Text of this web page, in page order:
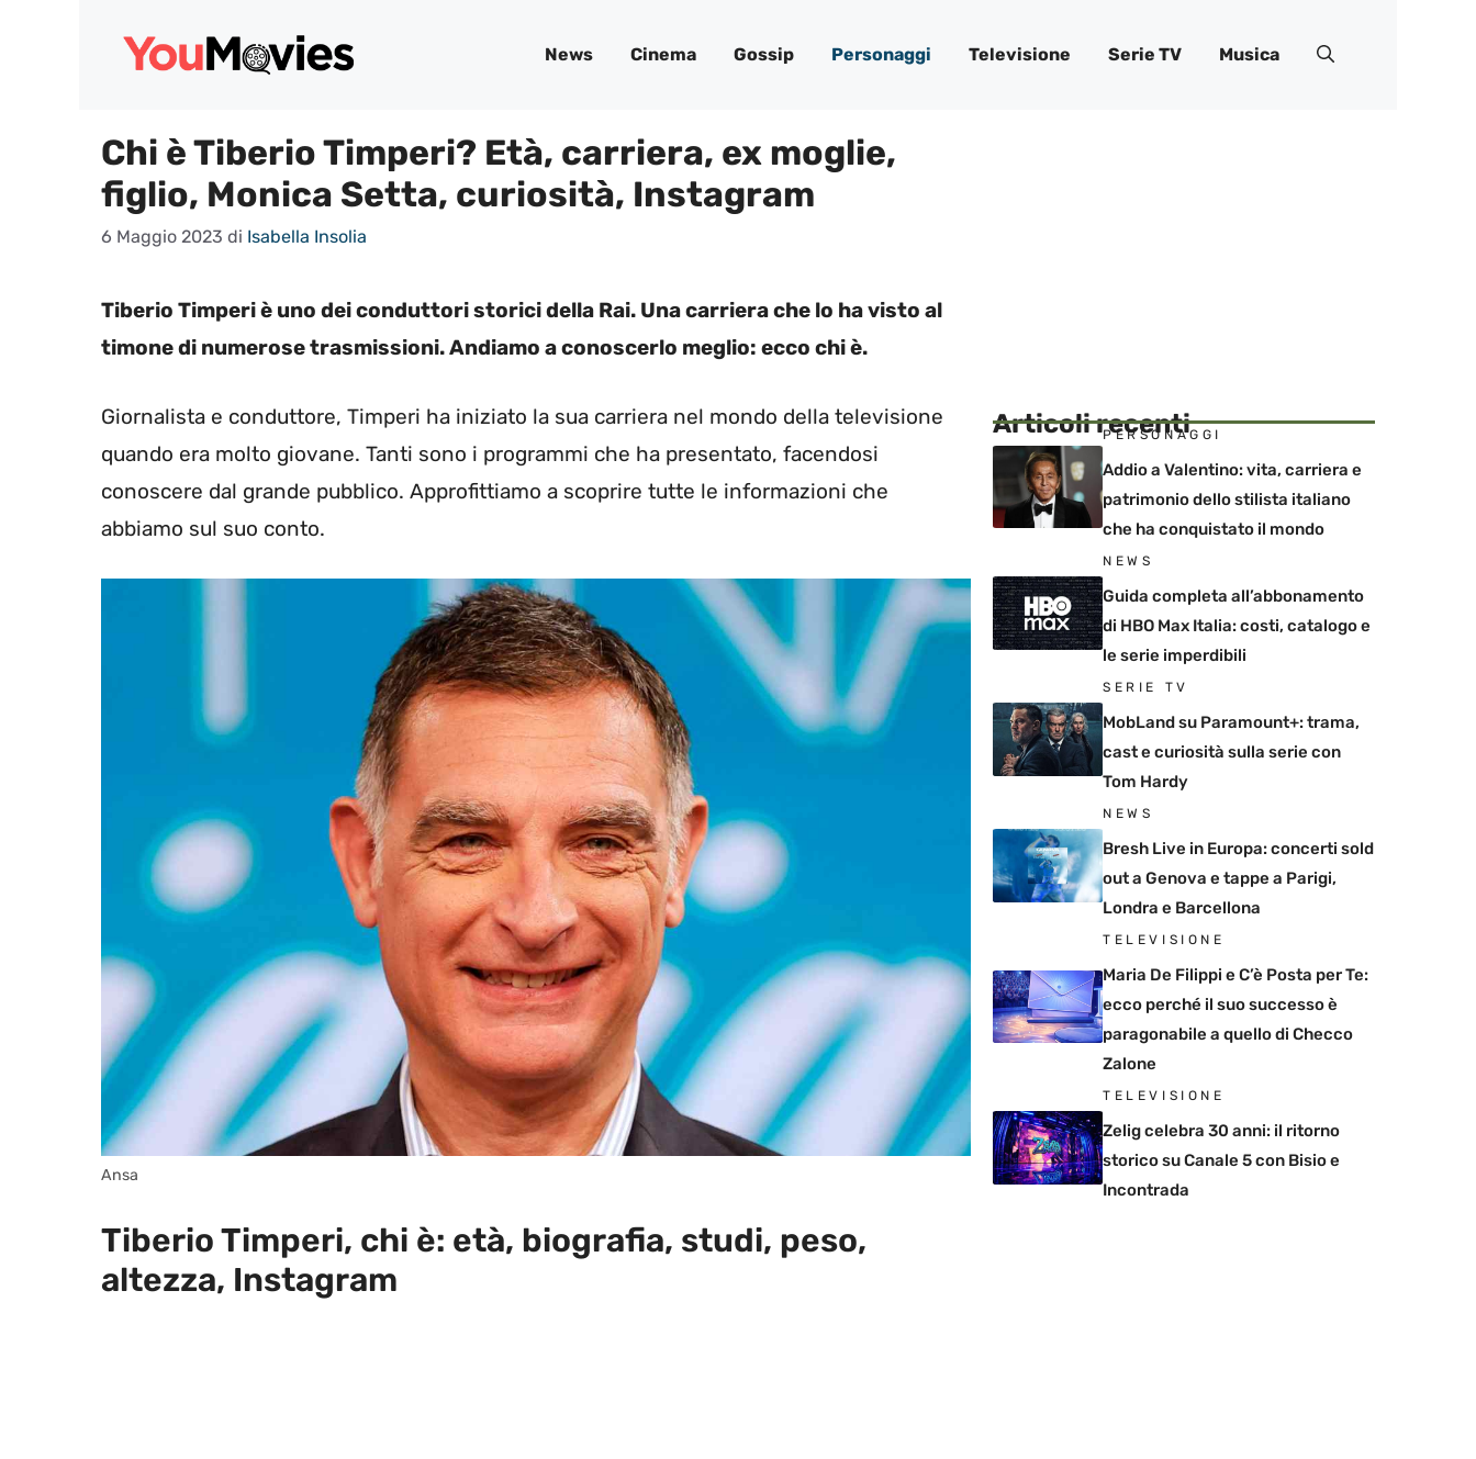
News Cinema Gossip Personaggi Televisione Serie TV Musica
Chi è Tiberio Timperi? Età, carriera, ex moglie,
figlio, Monica Setta, curiosità, Instagram
6 Maggio 2023 di Isabella Insolia
Tiberio Timperi è uno dei conduttori storici della Rai. Una carriera che lo ha visto al
timone di numerose trasmissioni. Andiamo a conoscerlo meglio: ecco chi è.
Giornalista e conduttore, Timperi ha iniziato la sua carriera nel mondo della televisione
quando era molto giovane. Tanti sono i programmi che ha presentato, facendosi
conoscere dal grande pubblico. Approfittiamo a scoprire tutte le informazioni che
abbiamo sul suo conto.
Ansa
Tiberio Timperi, chi è: età, biografia, studi, peso,
altezza, Instagram
Articoli recenti
PERSONAGGI
Addio a Valentino: vita, carriera e
patrimonio dello stilista italiano
che ha conquistato il mondo
NEWS
Guida completa all’abbonamento
di HBO Max Italia: costi, catalogo e
le serie imperdibili
SERIE TV
MobLand su Paramount+: trama,
cast e curiosità sulla serie con
Tom Hardy
NEWS
Bresh Live in Europa: concerti sold
out a Genova e tappe a Parigi,
Londra e Barcellona
TELEVISIONE
Maria De Filippi e C’è Posta per Te:
ecco perché il suo successo è
paragonabile a quello di Checco
Zalone
TELEVISIONE
Zelig celebra 30 anni: il ritorno
storico su Canale 5 con Bisio e
Incontrada